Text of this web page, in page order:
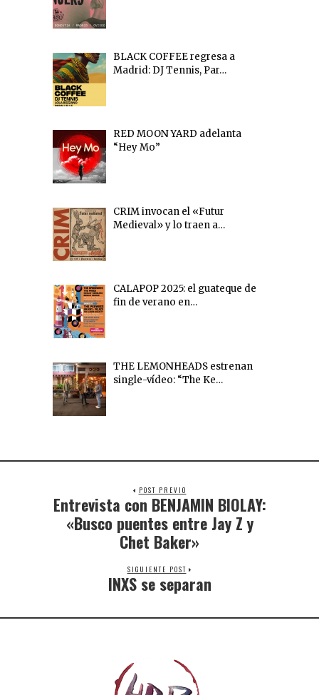
BLACK COFFEE regresa a
Madrid: DJ Tennis, Par…
RED MOON YARD adelanta
“Hey Mo”
CRIM invocan el «Futur
Medieval» y lo traen a…
CALAPOP 2025: el guateque de
fin de verano en…
THE LEMONHEADS estrenan
single-vídeo: “The Ke…
POST PREVIO
Entrevista con BENJAMIN BIOLAY:
«Busco puentes entre Jay Z y
Chet Baker»
SIGUIENTE POST
INXS se separan